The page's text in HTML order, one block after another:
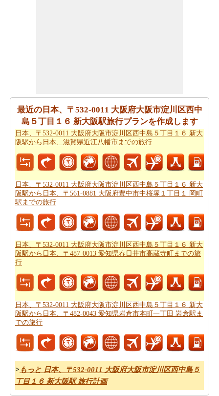
とを計画します。日本、〒532-0011 大阪府大阪市淀川区
西中島５丁目１６ 新大阪駅から日本、京都府京都市下京
区真町までの飛行時間の推定をしたいですか。
あなたの旅行プランをもらった後、あなたはまた、ルー
トプランナーの助けを借りて計画された日本、〒532-
0011 大阪府大阪市淀川区西中島５丁目１６ 新大阪駅から
を取得したいと思います。
あなたの旅のための全体計画を持った後、あなたはま
た、旅費の推定値を取得したいと思います。日本、〒
532-0011 大阪府大阪市淀川区西中島５丁目１６ 新大阪駅
から日本、京都府京都市下京区真町までの旅行の費用を
チェックすることができます。
最近の日本、〒532-0011 大阪府大阪市淀川区西中
島５丁目１６ 新大阪駅旅行プランを作成します
日本、〒532-0011 大阪府大阪市淀川区西中島５丁目１６ 新大
阪駅から日本、滋賀県近江八幡市までの旅行
日本、〒532-0011 大阪府大阪市淀川区西中島５丁目１６ 新大
阪駅から日本、〒561-0881 大阪府豊中市中桜塚１丁目１ 岡町
駅までの旅行
日本、〒532-0011 大阪府大阪市淀川区西中島５丁目１６ 新大
阪駅から日本、〒487-0013 愛知県春日井市高蔵寺町までの旅
行
日本、〒532-0011 大阪府大阪市淀川区西中島５丁目１６ 新大
阪駅から日本、〒482-0043 愛知県岩倉市本町一丁田 岩倉駅ま
での旅行
> もっと 日本、〒532-0011 大阪府大阪市淀川区西中島５
丁目１６ 新大阪駅 旅行計画